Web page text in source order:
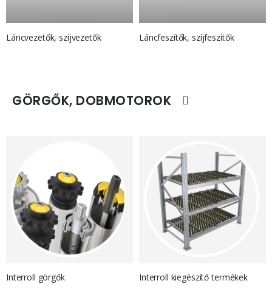
Láncvezetők, szíjvezetők Láncfeszítők, szíjfeszítők
GÖRGŐK, DOBMOTOROK
Interroll görgők Interroll kiegészítő termékek